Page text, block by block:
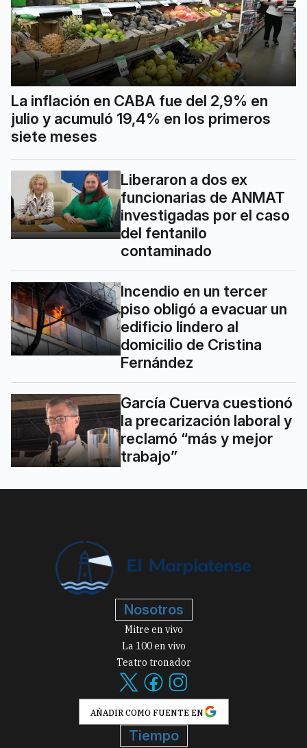
La inflación en CABA fue del 2,9% en
julio y acumuló 19,4% en los primeros
siete meses
Liberaron a dos ex
funcionarias de ANMAT
investigadas por el caso
del fentanilo
contaminado
Incendio en un tercer
piso obligó a evacuar un
edificio lindero al
domicilio de Cristina
Fernández
García Cuerva cuestionó
la precarización laboral y
reclamó “más y mejor
trabajo”
Nosotros
Mitre en vivo
La 100 en vivo
Teatro tronador
AÑADIR COMO FUENTE EN
Tiempo